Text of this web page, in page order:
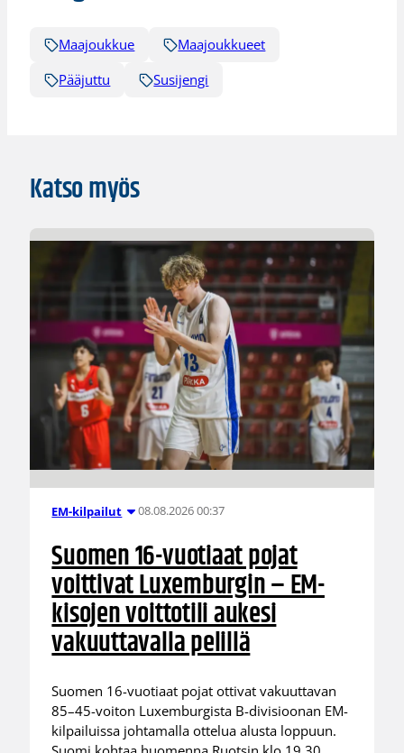
Maajoukkue
Maajoukkueet
Pääjuttu
Susijengi
Katso myös
EM-kilpailut 08.08.2026 00:37
Suomen 16-vuotiaat pojat
voittivat Luxemburgin – EM-
kisojen voittotili aukesi
vakuuttavalla pelillä
Suomen 16-vuotiaat pojat ottivat vakuuttavan
85–45-voiton Luxemburgista B-divisioonan EM-
kilpailuissa johtamalla ottelua alusta loppuun.